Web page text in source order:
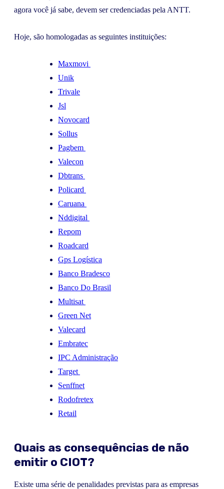
agora você já sabe, devem ser credenciadas pela ANTT.
Hoje, são homologadas as seguintes instituições:
Maxmovi
Unik
Trivale
Jsl
Novocard
Sollus
Pagbem
Valecon
Dbtrans
Policard
Caruana
Nddigital
Repom
Roadcard
Gps Logística
Banco Bradesco
Banco Do Brasil
Multisat
Green Net
Valecard
Embratec
IPC Administração
Target
Senffnet
Rodofretex
Retail
Quais as consequências de não
emitir o CIOT?
Existe uma série de penalidades previstas para as empresas